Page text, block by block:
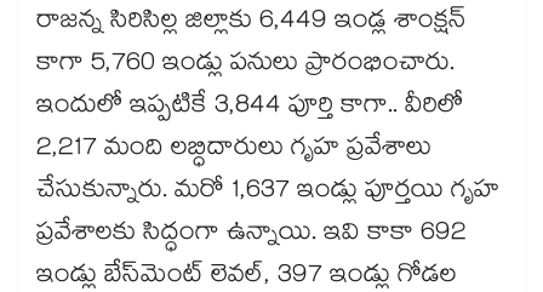
రాజన్న సిరిసిల్ల జిల్లాకు 6,449 ఇండ్ల శాంక్షన్
కాగా 5,760 ఇండ్లు పనులు ప్రారంభించారు.
ఇందులో ఇప్పటికే 3,844 పూర్తి కాగా.. వీరిలో
2,217 మంది లబ్ధిదారులు గృహ ప్రవేశాలు
చేసుకున్నారు. మరో 1,637 ఇండ్లు పూర్తయి గృహ
ప్రవేశాలకు సిద్ధంగా ఉన్నాయి. ఇవి కాకా 692
ఇండ్లు బేస్‌‌మెంట్‌‌ లెవల్, 397 ఇండ్లు గోడల